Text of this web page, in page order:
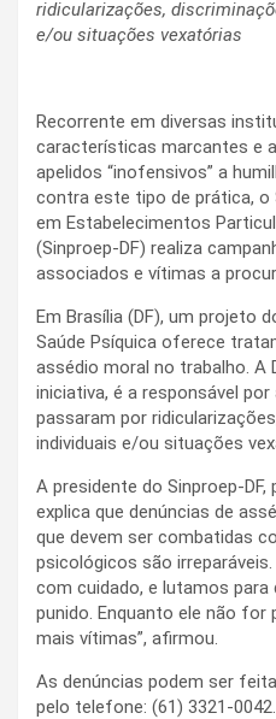
ridicularizações,
e/ou situações vexatórias
Recorrente em diversas
características marcantes e
apelidos “inofensivos” a
contra este tipo de prática,
em Estabelecimentos
(Sinproep-DF) realiza
associados e vítimas a
Em Brasília (DF), um projeto
Saúde Psíquica oferece
assédio moral no trabalho. A
iniciativa, é a responsável
passaram por
individuais e/ou situações
A presidente do Sinproep-
explica que denúncias de
que devem ser combatidas
psicológicos são
com cuidado, e lutamos para
punido. Enquanto ele não for
mais vítimas”, afirmou.
As denúncias podem ser
pelo telefone: (61) 3321-